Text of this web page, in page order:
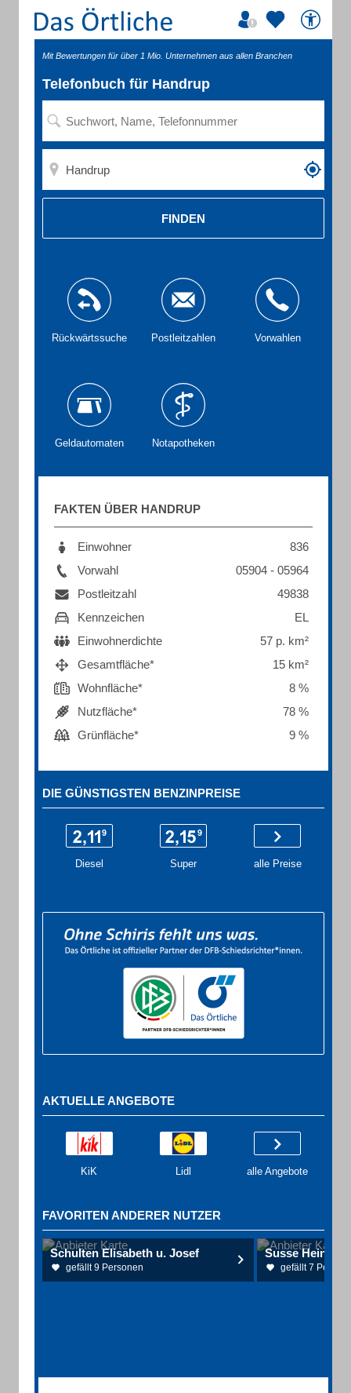
Mit Bewertungen für über 1 Mio. Unternehmen aus allen Branchen
Telefonbuch für Handrup
FINDEN
Rückwärtssuche Postleitzahlen Vorwahlen
Geldautomaten Notapotheken
FAKTEN ÜBER HANDRUP
Einwohner
836
Vorwahl
05904 - 05964
Postleitzahl
49838
Kennzeichen
EL
Einwohnerdichte
57 p. km²
Gesamtfläche*
15 km²
Wohnfläche*
8 %
Nutzfläche*
78 %
Grünfläche*
9 %
DIE GÜNSTIGSTEN BENZINPREISE
Diesel Super alle Preise
AKTUELLE ANGEBOTE
KiK Lidl alle Angebote
FAVORITEN ANDERER NUTZER
Schulten Elisabeth u. Josef
gefällt 9 Personen
Susse Heinrich
gefällt 7